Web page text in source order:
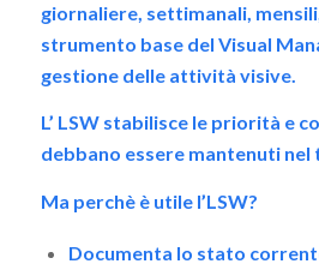
giornaliere, settimanali,
strumento base del Visual
gestione delle attività visive.
L’ LSW stabilisce le priorità e
debbano essere mantenuti nel
Ma perchè è utile l’LSW?
Documenta lo stato